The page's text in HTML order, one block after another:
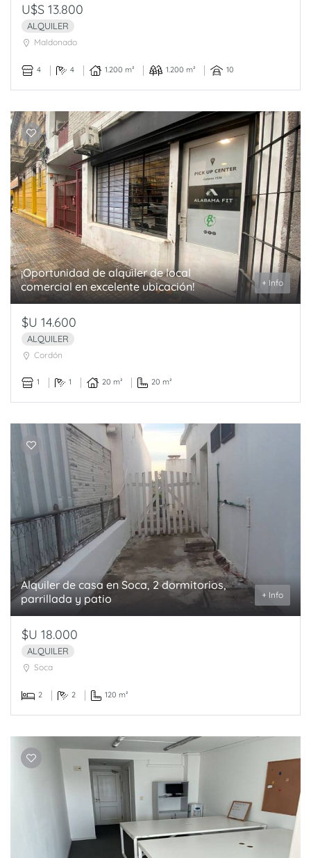
U$S 13.800
ALQUILER
Maldonado
4 4 1.200 m² 1.200 m² 10
¡Oportunidad de alquiler de local
comercial en excelente ubicación!
+ Info
$U 14.600
ALQUILER
Cordón
1 1 20 m² 20 m²
Alquiler de casa en Soca, 2 dormitorios,
parrillada y patio
+ Info
$U 18.000
ALQUILER
Soca
2 2 120 m²